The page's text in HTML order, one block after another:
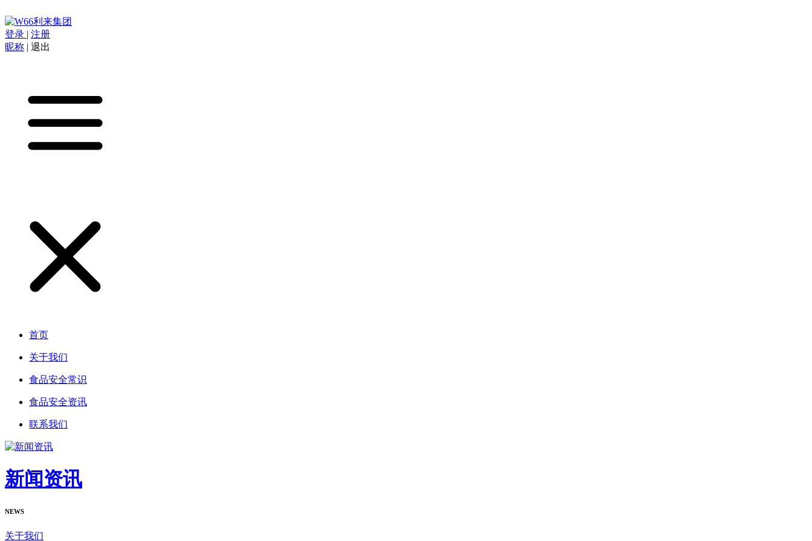
登录 | 注册
昵称 | 退出
首页
关于我们
食品安全常识
食品安全资讯
联系我们
新闻资讯
NEWS
关于我们